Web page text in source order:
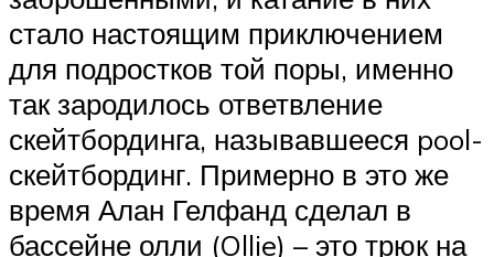
стало настоящим приключением
для подростков той поры, именно
так зародилось ответвление
скейтбординга, называвшееся pool-
скейтбординг. Примерно в это же
время Алан Гелфанд сделал в
бассейне олли (Ollie) – это трюк на